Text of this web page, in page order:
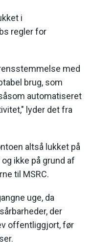
i
regler for
med
brug, som
automatiseret
lyder det fra
altså lukket på
ikke på grund af
til MSRC.
uge, da
der
offentliggjort, før